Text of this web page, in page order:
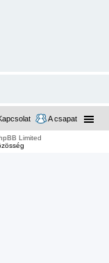
A csapat
Limited